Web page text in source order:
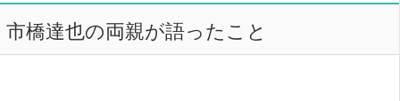
市橋達也の両親が語ったこと